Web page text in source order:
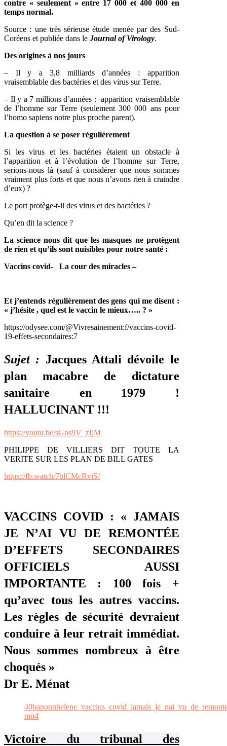
contre « seulement » entre 17 000 et 400 000 en
temps normal.
Source : une très sérieuse étude menée par des Sud-
Coréens et publiée dans le Journal of Virology.
Des origines à nos jours
– Il y a 3,8 milliards d’années : apparition
vraisemblable des bactéries et des virus sur Terre.
– Il y a 7 millions d’années : apparition vraisemblable
de l’homme sur Terre (seulement 300 000 ans pour
l’homo sapiens notre plus proche parent).
La question à se poser régulièrement
Si les virus et les bactéries étaient un obstacle à
l’apparition et à l’évolution de l’homme sur Terre,
serions-nous là (sauf à considérer que nous sommes
vraiment plus forts et que nous n’avons rien à craindre
d’eux) ?
Le port protège-t-il des virus et des bactéries ?
Qu’en dit la science ?
La science nous dit que les masques ne protègent
de rien et qu’ils sont nuisibles pour notre santé :
Vaccins covid- La cour des miracles –
Et j’entends régulièrement des gens qui me disent :
« j’hésite , quel est le vaccin le mieux….. ? »
https://odysee.com/@Vivresainement:f/vaccins-covid-
19-effets-secondaires:7
Sujet : Jacques Attali dévoile le
plan macabre de dictature
sanitaire en 1979 !
HALLUCINANT !!!
https://youtu.be/sGos9V_zIjM
PHILIPPE DE VILLIERS DIT TOUTE LA
VERITE SUR LES PLAN DE BILL GATES
https://fb.watch/7blCMcRviS/
VACCINS COVID : « JAMAIS
JE N’AI VU DE REMONTÉE
D’EFFETS SECONDAIRES
OFFICIELS AUSSI
IMPORTANTE : 100 fois +
qu’avec tous les autres vaccins.
Les règles de sécurité devraient
conduire à leur retrait immédiat.
Nous sommes nombreux à être
choqués »
Dr E. Ménat
mp4
Victoire du tribunal des